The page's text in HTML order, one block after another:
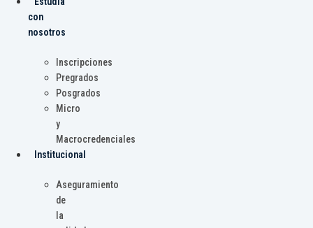
con
nosotros
Inscripciones
Pregrados
Posgrados
Micro
y
Macrocredenciales
Institucional
Aseguramiento
de
la